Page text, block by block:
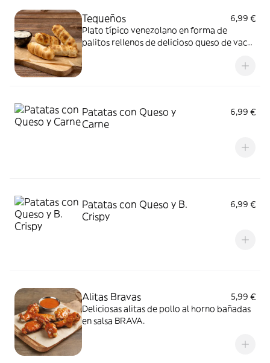
Tequeños
6,99 €
Plato típico venezolano en forma de
palitos rellenos de delicioso queso de vaca
Patatas con Queso y
Carne
6,99 €
Patatas con Queso y B.
Crispy
6,99 €
Alitas Bravas
5,99 €
Deliciosas alitas de pollo al horno bañadas
en salsa BRAVA.